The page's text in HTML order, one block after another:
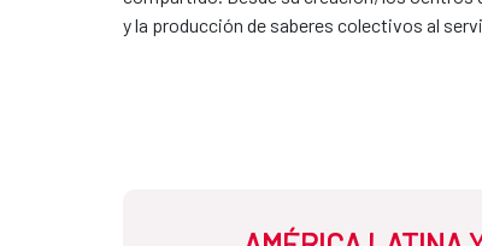
y la producción de saberes colectivos al